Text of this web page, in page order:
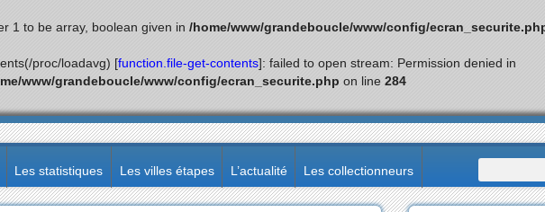
1 to be array, boolean given in /home/www/grandeboucle/www/config/
proc/loadavg) [function.file-get-contents]: failed to open stream: Permission denied in
www/grandeboucle/www/config/ecran_securite.php on line 284
Les statistiques Les villes étapes L’actualité Les collectionneurs